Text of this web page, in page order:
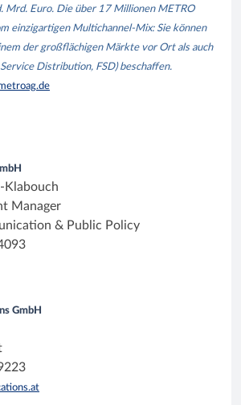
Mrd. Euro. Die über 17 Millionen METRO
einzigartigen Multichannel-Mix: Sie können
der großflächigen Märkte vor Ort als auch
Distribution, FSD) beschaffen.
Klabouch
Manager
& Public Policy
GmbH